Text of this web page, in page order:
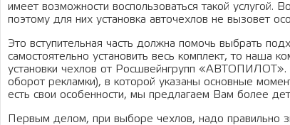
имеет возможности воспользоваться такой услугой.
поэтому для них установка авточехлов не вызовет
Это вступительная часть должна помочь выбрать
самостоятельно установить весь комплект, то наша
установки чехлов от Росшвейнгрупп «АВТОПИЛОТ».
оборот рекламки), в которой указаны основные
есть свои особенности, мы предлагаем Вам более
Первым делом, при выборе чехлов, надо правильно